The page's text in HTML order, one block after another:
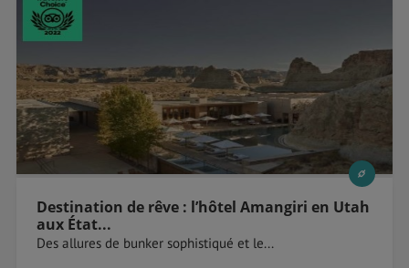
Destination de rêve : l’hôtel Amangiri en Utah
aux État...
Des allures de bunker sophistiqué et le...